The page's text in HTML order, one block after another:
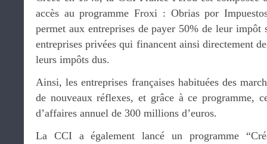
accès au programme Froxi : Obrias por
permet aux entreprises de payer 50% de leur impôt
entreprises privées qui financent ainsi directement
leurs impôts dus.
Ainsi, les entreprises françaises habituées des
de nouveaux réflexes, et grâce à ce programme,
d’affaires annuel de 300 millions d’euros.
La CCI a également lancé un programme